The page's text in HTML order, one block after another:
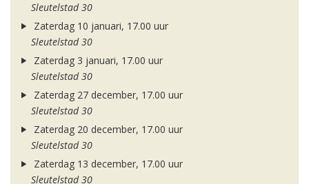
Sleutelstad 30
Zaterdag 10 januari, 17.00 uur
Sleutelstad 30
Zaterdag 3 januari, 17.00 uur
Sleutelstad 30
Zaterdag 27 december, 17.00 uur
Sleutelstad 30
Zaterdag 20 december, 17.00 uur
Sleutelstad 30
Zaterdag 13 december, 17.00 uur
Sleutelstad 30